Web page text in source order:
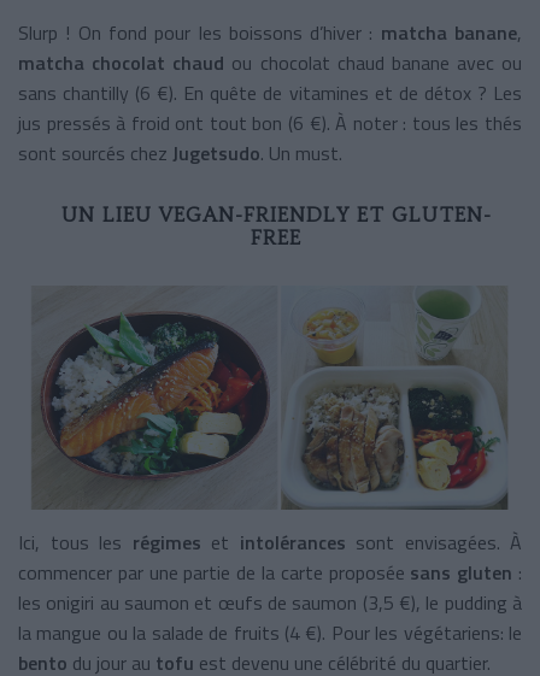
Slurp ! On fond pour les boissons d’hiver : matcha banane,
matcha chocolat chaud ou chocolat chaud banane avec ou
sans chantilly (6 €). En quête de vitamines et de détox ? Les
jus pressés à froid ont tout bon (6 €). À noter : tous les thés
sont sourcés chez Jugetsudo. Un must.
UN LIEU VEGAN-FRIENDLY ET GLUTEN-
FREE
Ici, tous les régimes et intolérances sont envisagées. À
commencer par une partie de la carte proposée sans gluten :
les onigiri au saumon et œufs de saumon (3,5 €), le pudding à
la mangue ou la salade de fruits (4 €). Pour les végétariens: le
bento du jour au tofu est devenu une célébrité du quartier.